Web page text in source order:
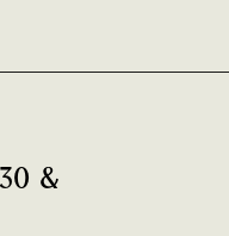
&
ombres
Jean-Pierre Melville